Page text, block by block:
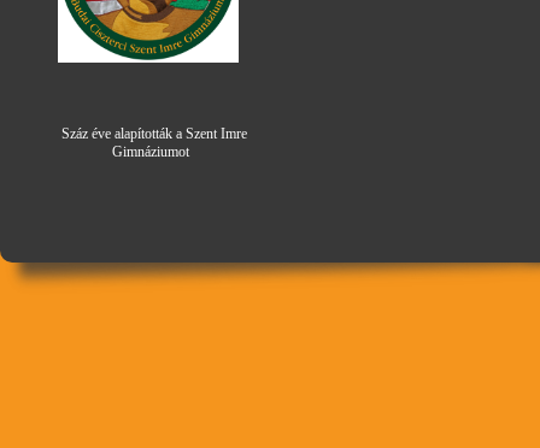
Száz éve alapították a Szent Imre
Gimnáziumot